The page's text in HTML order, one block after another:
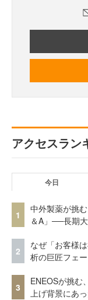
アクセスラン
今日
1
中外製薬が挑
＆A」──長期
2
なぜ「お客様
析の巨匠フェ
3
ENEOSが挑む
上げ背景にあ